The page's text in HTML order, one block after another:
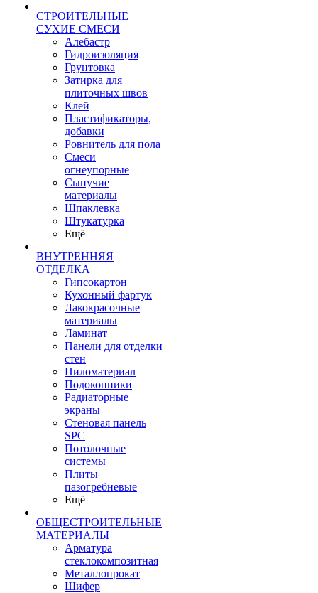
СТРОИТЕЛЬНЫЕ
СУХИЕ СМЕСИ
Алебастр
Гидроизоляция
Грунтовка
Затирка для
плиточных швов
Клей
Пластификаторы,
добавки
Ровнитель для пола
Смеси
огнеупорные
Сыпучие
материалы
Шпаклевка
Штукатурка
Ещё
ВНУТРЕННЯЯ
ОТДЕЛКА
Гипсокартон
Кухонный фартук
Лакокрасочные
материалы
Ламинат
Панели для отделки
стен
Пиломатериал
Подоконники
Радиаторные
экраны
Стеновая панель
SPC
Потолочные
системы
Плиты
пазогребневые
Ещё
ОБЩЕСТРОИТЕЛЬНЫЕ
МАТЕРИАЛЫ
Арматура
стеклокомпозитная
Металлопрокат
Шифер